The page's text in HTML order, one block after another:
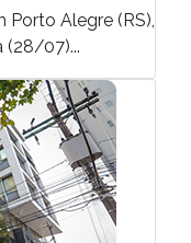
Porto Alegre (RS),
(28/07)...